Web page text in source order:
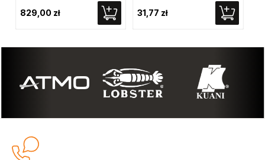
829,00 zł 31,77 zł